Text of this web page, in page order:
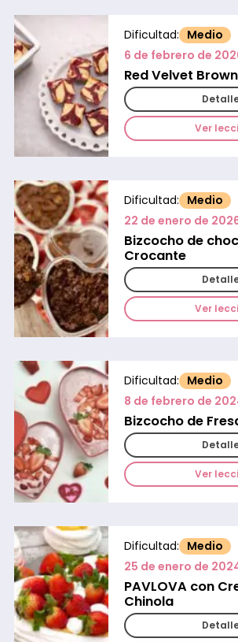
Dificultad: Medio
6 de febrero de
Red Velvet
Ver
Dificultad: Medio
22 de enero de
Bizcocho de
Crocante
Ver
Dificultad: Medio
8 de febrero de
Bizcocho de
Ver
Dificultad: Medio
25 de enero de
PAVLOVA con
Chinola